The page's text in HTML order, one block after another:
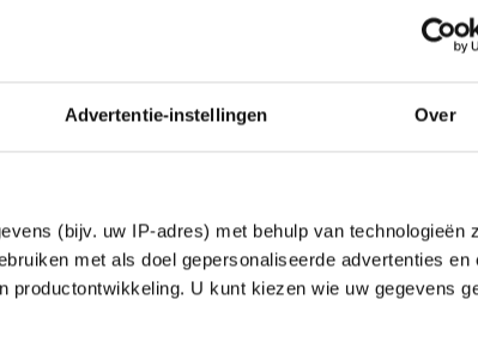
Advertentie-instellingen Over
(bijv. uw IP-adres) met behulp van technologieën
met als doel gepersonaliseerde advertenties en
productontwikkeling. U kunt kiezen wie uw gegevens